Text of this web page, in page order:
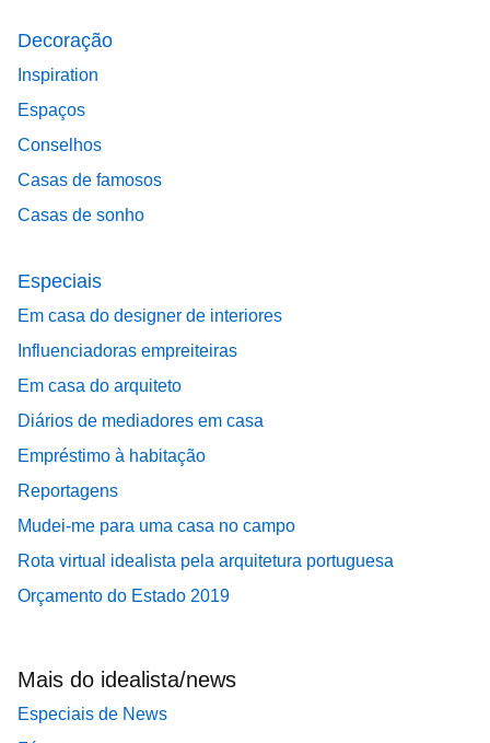
Decoração
Inspiration
Espaços
Conselhos
Casas de famosos
Casas de sonho
Especiais
Em casa do designer de interiores
Influenciadoras empreiteiras
Em casa do arquiteto
Diários de mediadores em casa
Empréstimo à habitação
Reportagens
Mudei-me para uma casa no campo
Rota virtual idealista pela arquitetura portuguesa
Orçamento do Estado 2019
Mais do idealista/news
Especiais de News